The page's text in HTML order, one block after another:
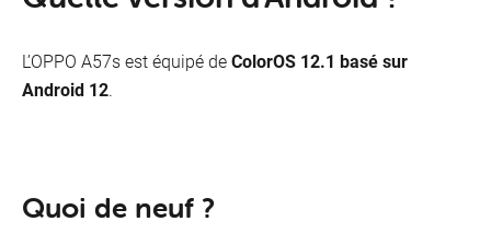
L’OPPO A57s est équipé deColorOS 12.1 basé sur
Android 12.
Quoi de neuf ?